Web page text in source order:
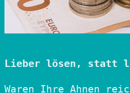
Lieber lösen, statt
Waren Ihre Ahnen